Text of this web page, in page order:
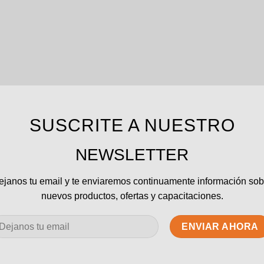
SUSCRITE A NUESTRO
NEWSLETTER
tu email y te enviaremos continuamente información
nuevos productos, ofertas y capacitaciones.